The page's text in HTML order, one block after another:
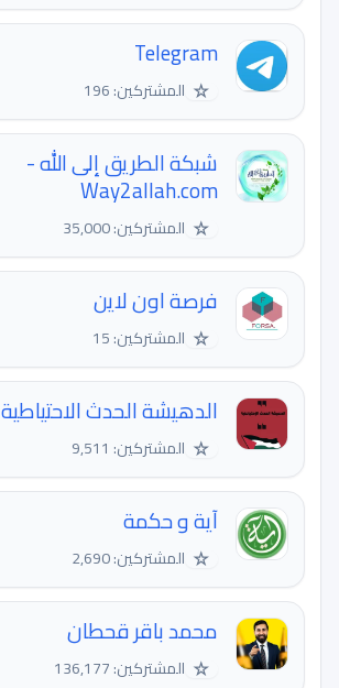
Telegram
☆ المشتركين: 196
شبكة الطريق إلى الله -
Way2allah.com
☆ المشتركين: 35,000
فرصة اون لاين
☆ المشتركين: 15
الدهيشة الحدث الاحتياطية
☆ المشتركين: 9,511
آية و حكمة
☆ المشتركين: 2,690
محمد باقر قحطان
☆ المشتركين: 136,177